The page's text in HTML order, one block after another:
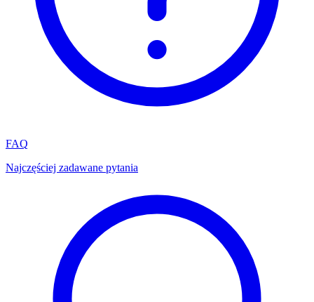
FAQ
Najczęściej zadawane pytania